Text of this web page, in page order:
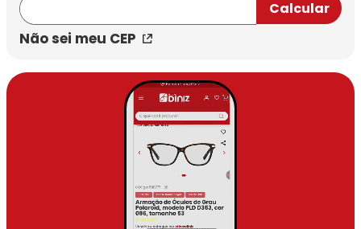
Não sei meu CEP